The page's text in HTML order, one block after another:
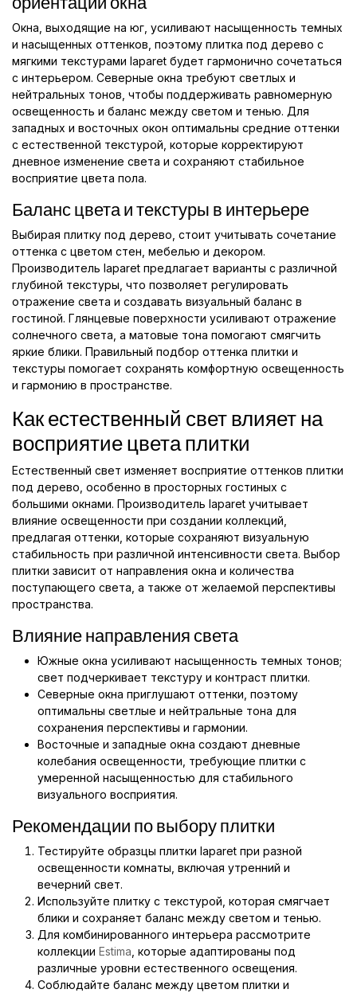
Окна, выходящие на юг, усиливают насыщенность темных
и насыщенных оттенков, поэтому плитка под дерево с
мягкими текстурами laparet будет гармонично сочетаться
с интерьером. Северные окна требуют светлых и
нейтральных тонов, чтобы поддерживать равномерную
освещенность и баланс между светом и тенью. Для
западных и восточных окон оптимальны средние оттенки
с естественной текстурой, которые корректируют
дневное изменение света и сохраняют стабильное
восприятие цвета пола.
Баланс цвета и текстуры в интерьере
Выбирая плитку под дерево, стоит учитывать сочетание
оттенка с цветом стен, мебелью и декором.
Производитель laparet предлагает варианты с различной
глубиной текстуры, что позволяет регулировать
отражение света и создавать визуальный баланс в
гостиной. Глянцевые поверхности усиливают отражение
солнечного света, а матовые тона помогают смягчить
яркие блики. Правильный подбор оттенка плитки и
текстуры помогает сохранять комфортную освещенность
и гармонию в пространстве.
Как естественный свет влияет на
восприятие цвета плитки
Естественный свет изменяет восприятие оттенков плитки
под дерево, особенно в просторных гостиных с
большими окнами. Производитель laparet учитывает
влияние освещенности при создании коллекций,
предлагая оттенки, которые сохраняют визуальную
стабильность при различной интенсивности света. Выбор
плитки зависит от направления окна и количества
поступающего света, а также от желаемой перспективы
пространства.
Влияние направления света
Южные окна усиливают насыщенность темных тонов;
свет подчеркивает текстуру и контраст плитки.
Северные окна приглушают оттенки, поэтому
оптимальны светлые и нейтральные тона для
сохранения перспективы и гармонии.
Восточные и западные окна создают дневные
колебания освещенности, требующие плитки с
умеренной насыщенностью для стабильного
визуального восприятия.
Рекомендации по выбору плитки
Тестируйте образцы плитки laparet при разной
освещенности комнаты, включая утренний и
вечерний свет.
Используйте плитку с текстурой, которая смягчает
блики и сохраняет баланс между светом и тенью.
Для комбинированного интерьера рассмотрите
коллекции Estima , которые адаптированы под
различные уровни естественного освещения.
Соблюдайте баланс между цветом плитки и